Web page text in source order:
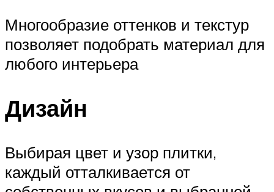
Многообразие оттенков и текстур
позволяет подобрать материал для
любого интерьера
Дизайн
Выбирая цвет и узор плитки,
каждый отталкивается от